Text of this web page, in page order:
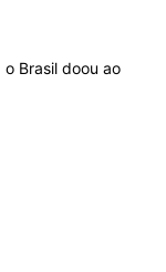
Brasil doou ao